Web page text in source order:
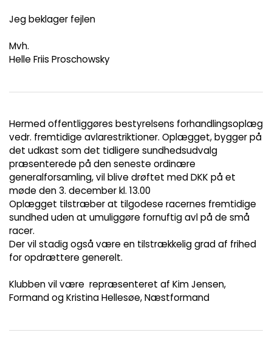
Jeg beklager fejlen
Mvh.
Helle Friis Proschowsky
Hermed offentliggøres bestyrelsens forhandlingsoplæg
vedr. fremtidige avlarestriktioner. Oplægget, bygger på
det udkast som det tidligere sundhedsudvalg
præsenterede på den seneste ordinære
generalforsamling, vil blive drøftet med DKK på et
møde den 3. december kl. 13.00
Oplægget tilstræber at tilgodese racernes fremtidige
sundhed uden at umuliggøre fornuftig avl på de små
racer.
Der vil stadig også være en tilstrækkelig grad af frihed
for opdrættere generelt.
Klubben vil være repræsenteret af Kim Jensen,
Formand og Kristina Hellesøe, Næstformand